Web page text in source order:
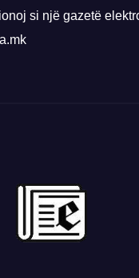
si një gazetë